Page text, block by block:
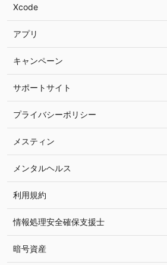
Xcode
アプリ
キャンペーン
サポートサイト
プライバシーポリシー
メスティン
メンタルヘルス
利用規約
情報処理安全確保支援士
暗号資産